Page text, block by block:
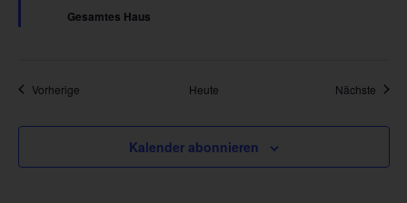
Gesamtes Haus
VorherigeVeranstaltungen Heute Nächste
Kalender abonnieren